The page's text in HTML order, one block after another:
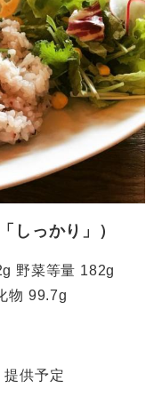
しっかり」）
野菜等量 182g
物 99.7g​
供予定